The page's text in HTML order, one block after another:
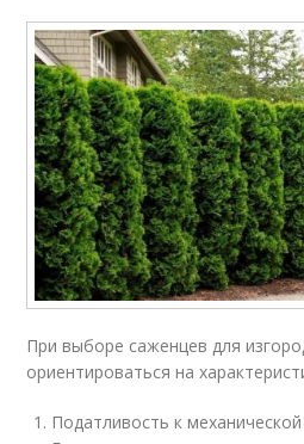
При выборе саженцев для
ориентироваться на
Податливость к